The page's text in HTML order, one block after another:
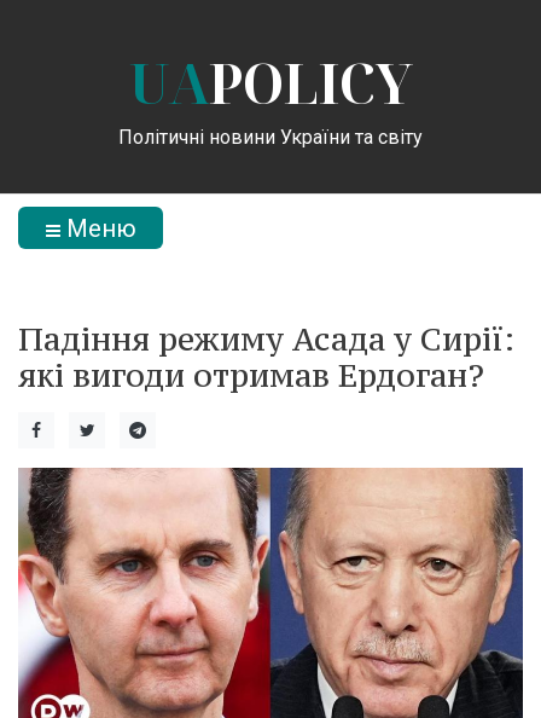
UAPOLICY
Політичні новини України та світу
Меню
Падіння режиму Асада у Сирії:
які вигоди отримав Ердоган?